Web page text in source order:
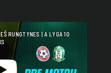
RUNGTYNES | A LYGA 10